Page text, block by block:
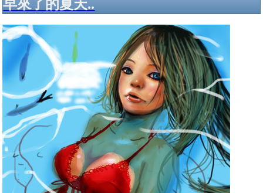
早來了的夏天..